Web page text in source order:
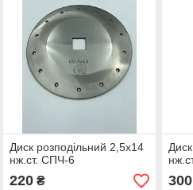
Диск розподільний 2,5х14
нж.ст. СПЧ-6
220₴ 300